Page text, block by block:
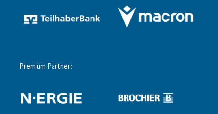
Premium Partner: